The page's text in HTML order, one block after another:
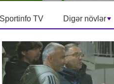
Sportinfo TV Digər növlər